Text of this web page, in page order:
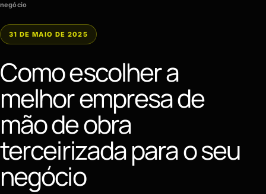
negócio
31 DE MAIO DE 2025
Como escolher a
melhor empresa de
mão de obra
terceirizada para o seu
negócio